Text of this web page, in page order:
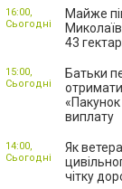
Майже
43
16:00,
Сьогодні
Батьки
виплату
15:00,
Сьогодні
Як
чітку
14:00,
Сьогодні